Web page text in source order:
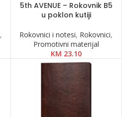
,
5th AVENUE – Rokovnik B5
u poklon kutiji
Rokovnici i notesi, Rokovnici,
Promotivni materijal
KM 23.10